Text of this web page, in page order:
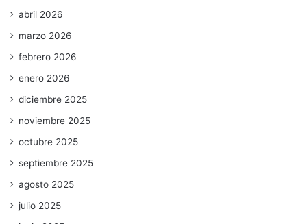
abril 2026
marzo 2026
febrero 2026
enero 2026
diciembre 2025
noviembre 2025
octubre 2025
septiembre 2025
agosto 2025
julio 2025